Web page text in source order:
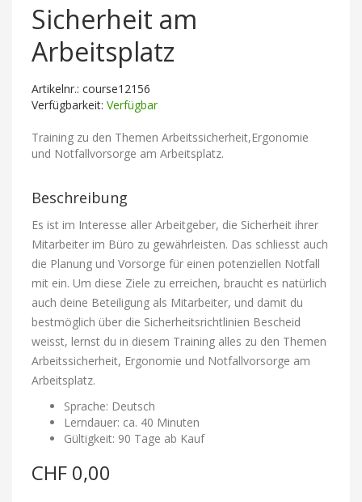
Sicherheit am
Arbeitsplatz
Artikelnr.: course12156
Verfügbarkeit: Verfügbar
Training zu den Themen Arbeitssicherheit,Ergonomie
und Notfallvorsorge am Arbeitsplatz.
Beschreibung
Es ist im Interesse aller Arbeitgeber, die Sicherheit ihrer
Mitarbeiter im Büro zu gewährleisten. Das schliesst auch
die Planung und Vorsorge für einen potenziellen Notfall
mit ein. Um diese Ziele zu erreichen, braucht es natürlich
auch deine Beteiligung als Mitarbeiter, und damit du
bestmöglich über die Sicherheitsrichtlinien Bescheid
weisst, lernst du in diesem Training alles zu den Themen
Arbeitssicherheit, Ergonomie und Notfallvorsorge am
Arbeitsplatz.
Sprache: Deutsch
Lerndauer: ca. 40 Minuten
Gültigkeit: 90 Tage ab Kauf
CHF 0,00